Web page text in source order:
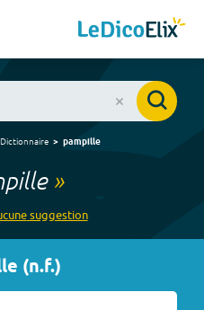
Dictionnaire pampille
»
suggestion
(n.f.)